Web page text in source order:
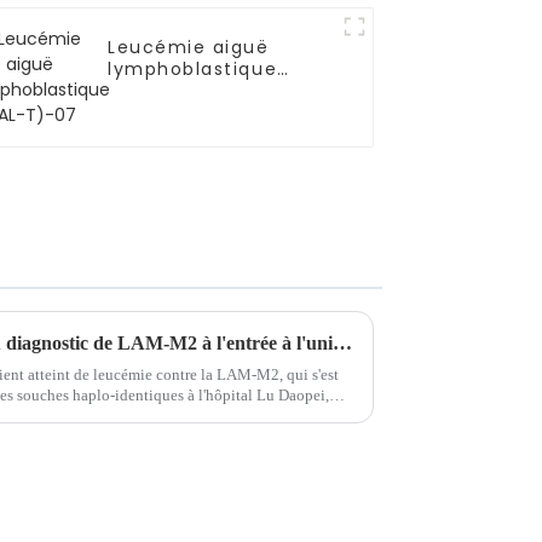
Leucémie aiguë
lymphoblastique
(LAL-T)-07
Témoignage d'un patient : Du diagnostic de LAM-M2 à l'entrée à l'université : un parcours de cinq ans vers la guérison
atteint de leucémie contre la LAM-M2, qui s'est
souches haplo-identiques à l'hôpital Lu Daopei,